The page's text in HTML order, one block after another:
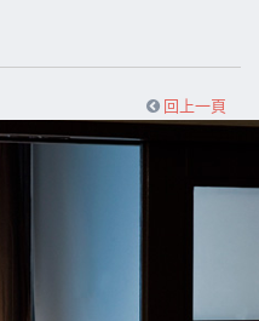
回上一頁